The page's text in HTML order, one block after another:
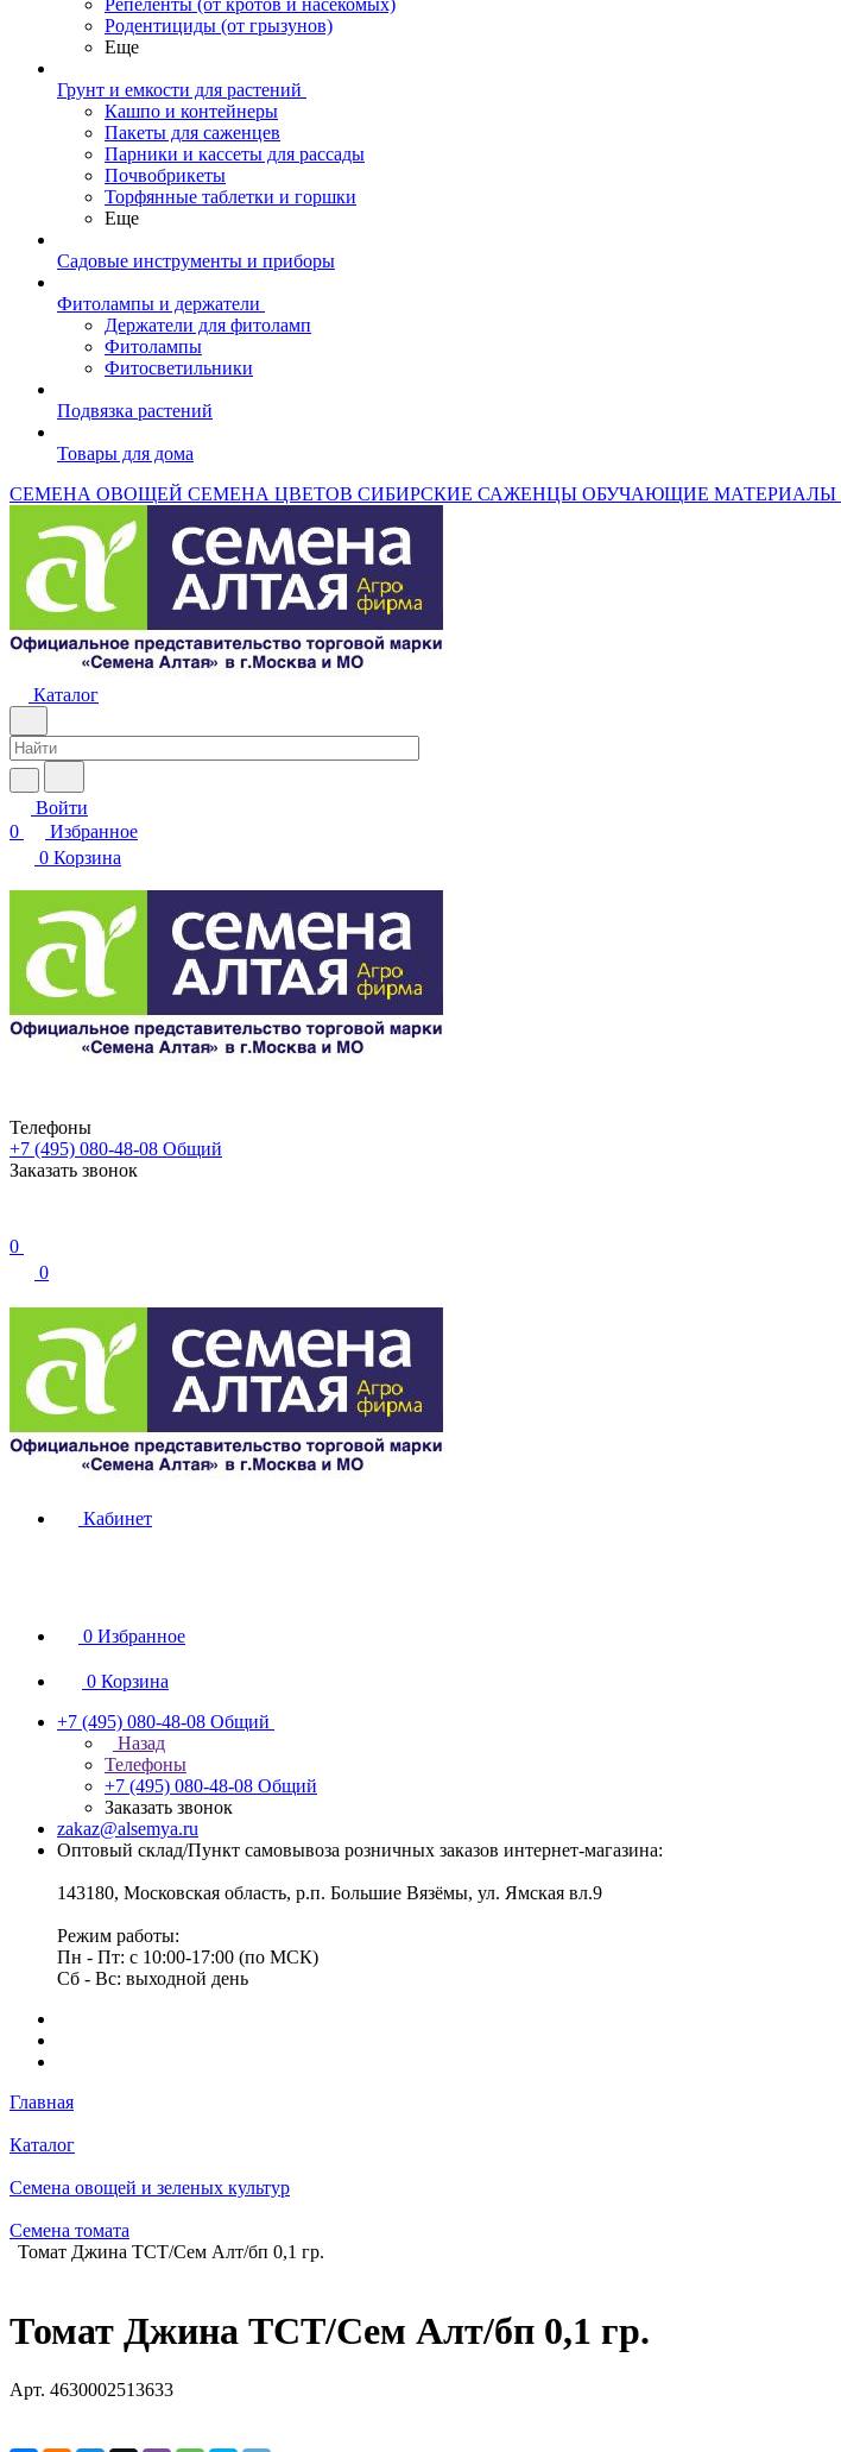
Репеленты (от кротов и насекомых)
Родентициды (от грызунов)
Еще
Грунт и емкости для растений
Кашпо и контейнеры
Пакеты для саженцев
Парники и кассеты для рассады
Почвобрикеты
Торфянные таблетки и горшки
Еще
Садовые инструменты и приборы
Фитолампы и держатели
Держатели для фитоламп
Фитолампы
Фитосветильники
Подвязка растений
Товары для дома
СЕМЕНА ОВОЩЕЙ СЕМЕНА ЦВЕТОВ СИБИРСКИЕ САЖЕНЦЫ ОБУЧАЮЩИЕ МАТЕРИАЛЫ
Каталог
Войти
0
Избранное
0 Корзина
Телефоны
+7 (495) 080-48-08 Общий
Заказать звонок
0
0
Кабинет
0 Избранное
0 Корзина
+7 (495) 080-48-08 Общий
Назад
Телефоны
+7 (495) 080-48-08 Общий
Заказать звонок
zakaz@alsemya.ru
Оптовый склад/Пункт самовывоза розничных заказов интернет-магазина:
143180, Московская область, р.п. Большие Вязёмы, ул. Ямская вл.9
Режим работы:
Пн - Пт: с 10:00-17:00 (по МСК)
Сб - Вс: выходной день
Главная
Каталог
Семена овощей и зеленых культур
Семена томата
Томат Джина ТСТ/Сем Алт/бп 0,1 гр.
Томат Джина ТСТ/Сем Алт/бп 0,1 гр.
Арт. 4630002513633